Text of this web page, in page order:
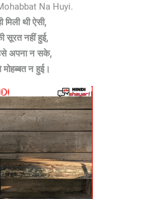
Na Huyi.
मिली थी ऐसी,
सूरत नहीं हुई,
अपना न सके,
न हुई।